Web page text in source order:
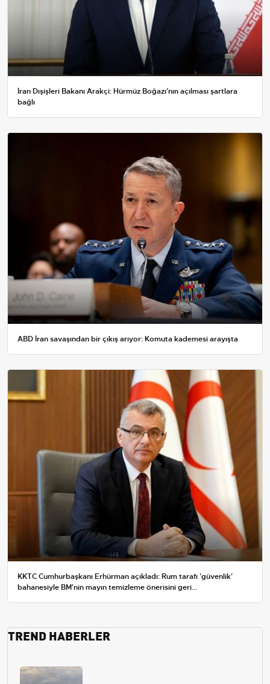
İran Dışişleri Bakanı Arakçi: Hürmüz Boğazı'nın açılması şartlara
bağlı
ABD İran savaşından bir çıkış arıyor: Komuta kademesi arayışta
KKTC Cumhurbaşkanı Erhürman açıkladı: Rum tarafı 'güvenlik'
bahanesiyle BM'nin mayın temizleme önerisini geri...
TREND HABERLER